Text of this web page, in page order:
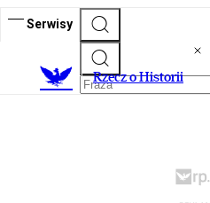
Serwisy
Rzecz o Historii